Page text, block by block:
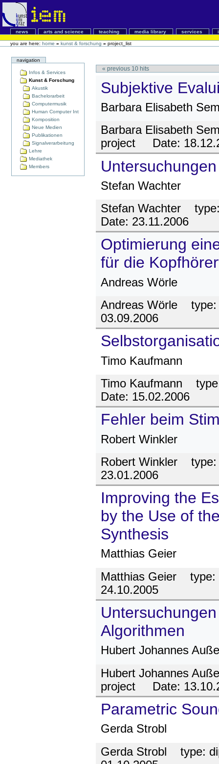
news arts and science teaching media library services
you are here: home » kunst & forschung » project_list
navigation
Infos & Services
Kunst & Forschung
Akustik
Bachelorarbeit
Computermusik
Human Computer Int
Komposition
Neue Medien
Publikationen
Signalverarbeitung
Lehre
Mediathek
Members
«previous 10 hits
Subjektive
Barbara Elisabeth
Barbara Elisabeth
project
Date:
Stefan Wachter
Stefan Wachter
Date: 23.11.2006
Optimierung
für die
Andreas Wörle
Andreas Wörle
03.09.2006
Timo Kaufmann
Timo Kaufmann
Date: 15.02.2006
Fehler beim
Robert Winkler
Robert Winkler
23.01.2006
Improving the
by the Use of
Synthesis
Matthias Geier
Matthias Geiertype:
24.10.2005
Algorithmen
Hubert Johannes
Hubert Johannes
project
Date:
Parametric
Gerda Strobl
Gerda Strobl type: